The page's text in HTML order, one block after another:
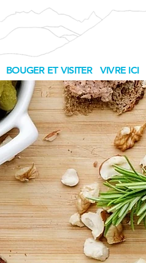
BOUGER ET VISITER VIVRE ICI